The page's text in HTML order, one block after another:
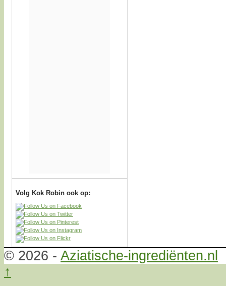
Volg Kok Robin ook op:
© 2026 - Aziatische-ingrediënten.nl
↑